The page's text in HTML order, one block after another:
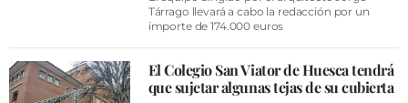
Tárrago llevará a cabo la redacción por un
importe de 174.000 euros
El Colegio San Viator de Huesca tendrá
que sujetar algunas tejas de su cubierta